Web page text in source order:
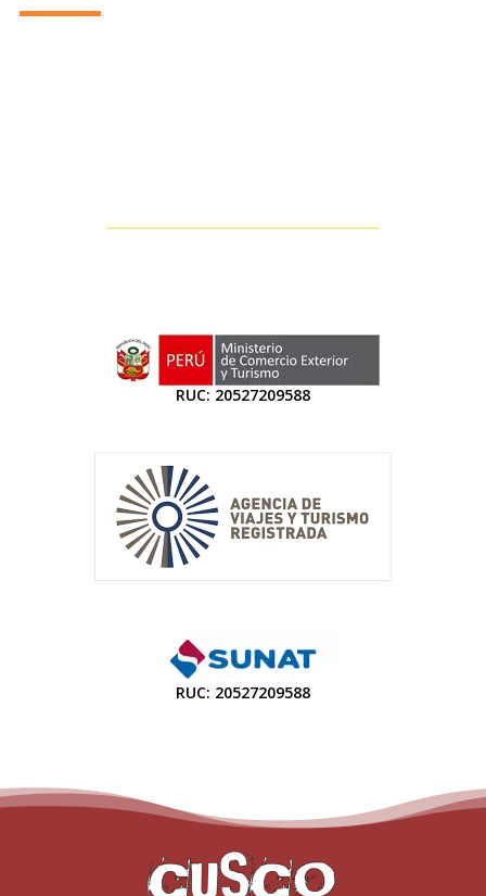
RUC: 20527209588
RUC: 20527209588